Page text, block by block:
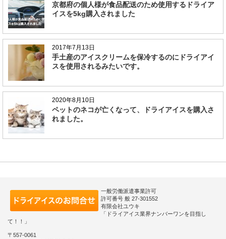
京都府の個人様が食品配送のため使用するドライア
イスを5kg購入されました
2017年7月13日
手土産のアイスクリームを保冷するのにドライアイ
スを使用されるみたいです。
2020年8月10日
ペットのネコが亡くなって、ドライアイスを購入さ
れました。
一般労働派遣事業許可
許可番号 般 27-301552
有限会社ユウキ
「ドライアイス業界ナンバーワンを目指し
て！！」
〒557-0061